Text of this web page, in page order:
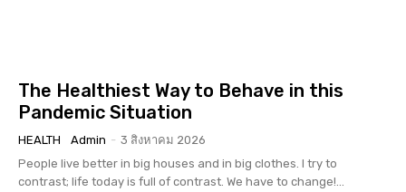
The Healthiest Way to Behave in this
Pandemic Situation
HEALTH Admin - 3 สิงหาคม 2026
People live better in big houses and in big clothes. I try to
contrast; life today is full of contrast. We have to change!...